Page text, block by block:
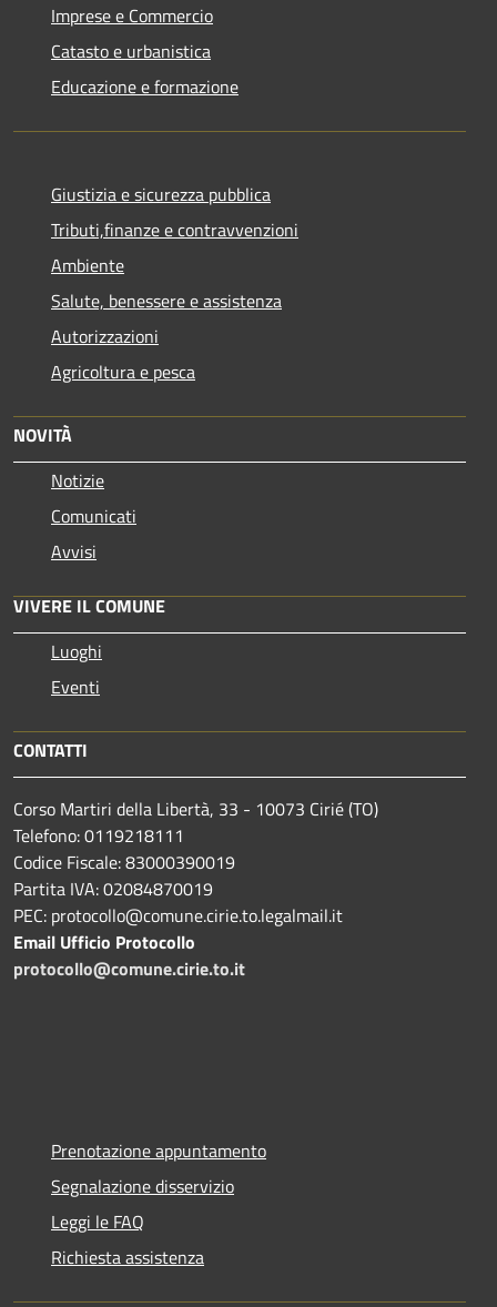
Imprese e Commercio
Catasto e urbanistica
Educazione e formazione
Giustizia e sicurezza pubblica
Tributi,finanze e contravvenzioni
Ambiente
Salute, benessere e assistenza
Autorizzazioni
Agricoltura e pesca
NOVITÀ
Notizie
Comunicati
Avvisi
VIVERE IL COMUNE
Luoghi
Eventi
CONTATTI
Corso Martiri della Libertà, 33 - 10073 Cirié (TO)
Telefono: 0119218111
Codice Fiscale: 83000390019
Partita IVA: 02084870019
PEC: protocollo@comune.cirie.to.legalmail.it
Email Ufficio Protocollo
protocollo@comune.cirie.to.it
Prenotazione appuntamento
Segnalazione disservizio
Leggi le FAQ
Richiesta assistenza